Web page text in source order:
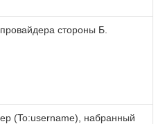
стороны Б.
(To:username), набранный